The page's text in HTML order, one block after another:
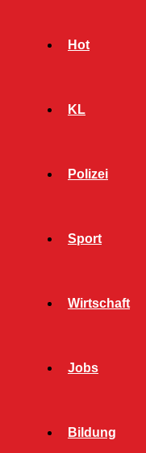
Hot
KL
Polizei
Sport
Wirtschaft
Jobs
Bildung